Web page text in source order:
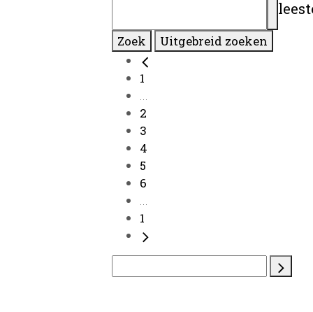
Zoek Uitgebreid zoeken
1
...
2
3
4
5
6
...
1